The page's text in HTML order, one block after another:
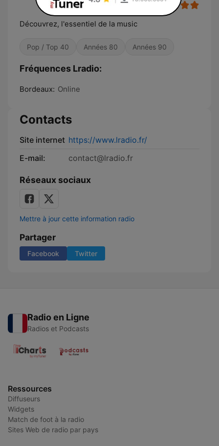
Découvrez, l'essentiel de la music
Pop / Top 40 Années 80 Années 90
Fréquences Lradio:
Bordeaux: Online
Contacts
Site internet https://www.lradio.fr/
E-mail:
contact@lradio.fr
Réseaux sociaux
Mettre à jour cette information radio
Partager
Facebook Twitter
Radio en Ligne
Radios et Podcasts
Ressources
Diffuseurs
Widgets
Match de foot à la radio
Sites Web de radio par pays